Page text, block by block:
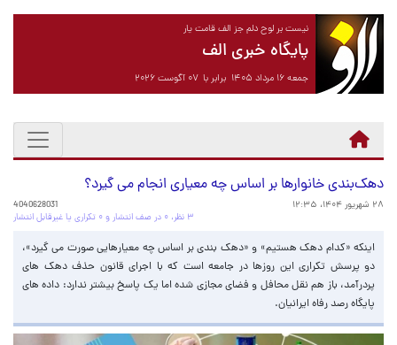
نیست بر لوح دلم جز الف قامت یار
پایگاه خبری الف
جمعه ۱۶ مرداد ۱۴۰۵ برابر با ۰۷ آگوست ۲۰۲۶
دهک‌بندی‌ خانوارها بر اساس چه معیاری انجام می گیرد؟
۲۸ شهریور ۱۴۰۴، ۱۲:۳۵
4040628031
۳ نظر، ۰ در صف انتشار و ۰ تکراری یا غیرقابل انتشار
اینکه «کدام دهک هستیم» و «دهک بندی بر اساس چه معیارهایی صورت می گیرد»،
دو پرسش تکراری این روزها در جامعه است که با اجرای قانون حذف دهک های
پردرآمد، باز هم نقل محافل و فضای مجازی شده اما یک پاسخ بیشتر ندارد: داده های
پایگاه رصد رفاه ایرانیان.